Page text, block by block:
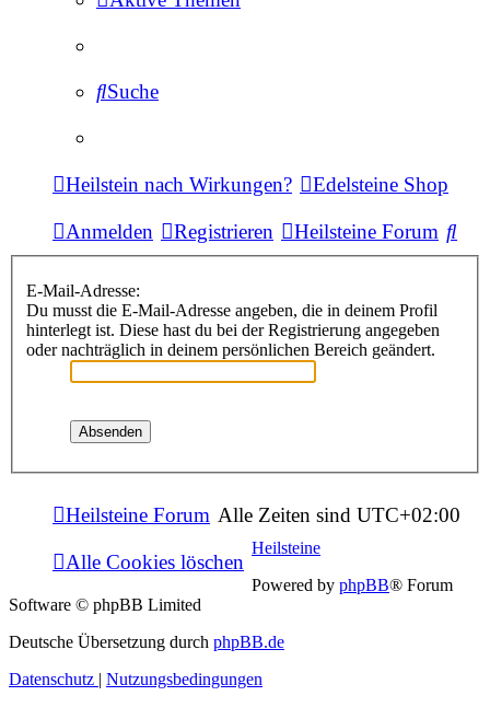
Suche
Heilstein nach Wirkungen? Edelsteine Shop
Anmelden Registrieren Heilsteine Forum
E-Mail-Adresse:
Du musst die E-Mail-Adresse angeben, die in deinem Profil
hinterlegt ist. Diese hast du bei der Registrierung angegeben
oder nachträglich in deinem persönlichen Bereich geändert.
Heilsteine Forum Alle Zeiten sind UTC+02:00
Alle Cookies löschen
Heilsteine
Powered by phpBB® Forum
Software © phpBB Limited
Deutsche Übersetzung durch phpBB.de
Datenschutz | Nutzungsbedingungen